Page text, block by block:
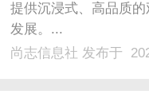
提供沉浸式、高品质
发展。...
尚志信息社 发布于